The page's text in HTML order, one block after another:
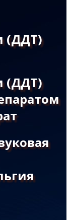
(ДДТ)
(ДДТ)